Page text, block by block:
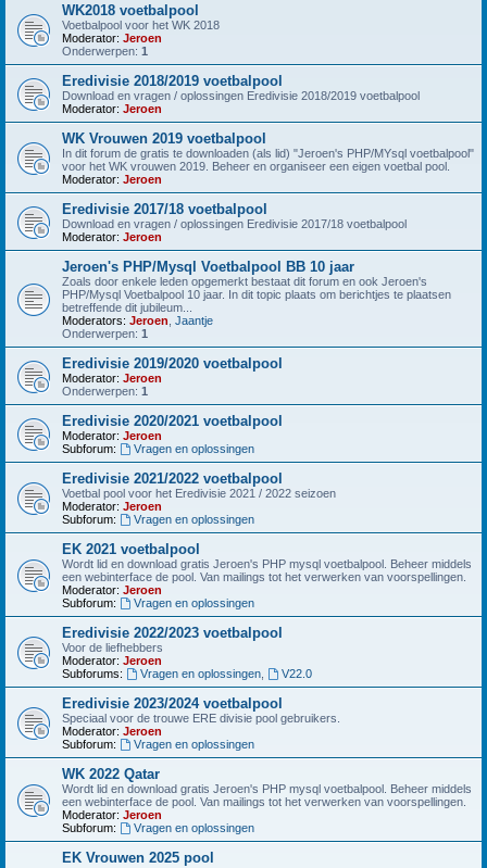
WK2018 voetbalpool
Voetbalpool voor het WK 2018
Moderator: Jeroen
Onderwerpen: 1
Eredivisie 2018/2019 voetbalpool
Download en vragen / oplossingen Eredivisie 2018/2019 voetbalpool
Moderator: Jeroen
WK Vrouwen 2019 voetbalpool
In dit forum de gratis te downloaden (als lid) "Jeroen's PHP/MYsql voetbalpool"
voor het WK vrouwen 2019. Beheer en organiseer een eigen voetbal pool.
Moderator: Jeroen
Eredivisie 2017/18 voetbalpool
Download en vragen / oplossingen Eredivisie 2017/18 voetbalpool
Moderator: Jeroen
Jeroen's PHP/Mysql Voetbalpool BB 10 jaar
Zoals door enkele leden opgemerkt bestaat dit forum en ook Jeroen's
PHP/Mysql Voetbalpool 10 jaar. In dit topic plaats om berichtjes te plaatsen
betreffende dit jubileum...
Moderators: Jeroen Jaantje
Onderwerpen: 1
Eredivisie 2019/2020 voetbalpool
Moderator: Jeroen
Onderwerpen: 1
Eredivisie 2020/2021 voetbalpool
Moderator: Jeroen
Subforum:
Vragen en oplossingen
Eredivisie 2021/2022 voetbalpool
Voetbal pool voor het Eredivisie 2021 / 2022 seizoen
Moderator: Jeroen
Subforum:
Vragen en oplossingen
EK 2021 voetbalpool
Wordt lid en download gratis Jeroen's PHP mysql voetbalpool. Beheer middels
een webinterface de pool. Van mailings tot het verwerken van voorspellingen.
Moderator: Jeroen
Subforum:
Vragen en oplossingen
Eredivisie 2022/2023 voetbalpool
Voor de liefhebbers
Moderator: Jeroen
Subforums:
Vragen en oplossingen, V22.0
Eredivisie 2023/2024 voetbalpool
Speciaal voor de trouwe ERE divisie pool gebruikers.
Moderator: Jeroen
Subforum:
Vragen en oplossingen
WK 2022 Qatar
Wordt lid en download gratis Jeroen's PHP mysql voetbalpool. Beheer middels
een webinterface de pool. Van mailings tot het verwerken van voorspellingen.
Moderator: Jeroen
Subforum:
Vragen en oplossingen
EK Vrouwen 2025 pool